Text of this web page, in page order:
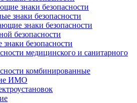
знаки безопасности
знаки безопасности
знаки безопасности
безопасности
знаки безопасности
медицинского и санитарного
комбинированные
ИМО